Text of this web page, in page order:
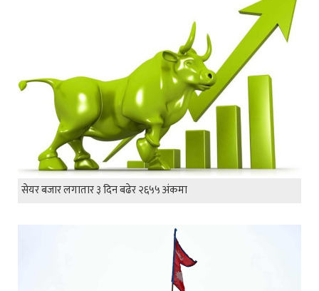
सेयर बजार लगातार ३ दिन बढेर २६५५ अंकमा